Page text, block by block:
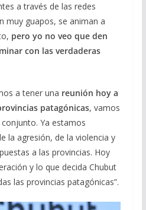
a través de las redes
muy guapos, se animan a
pero yo no veo que den
con las verdaderas
a tener una reunión hoy a
patagónicas, vamos
Ya estamos
la agresión, de la violencia y
a las provincias. Hoy
y lo que decida Chubut
las provincias patagónicas”.